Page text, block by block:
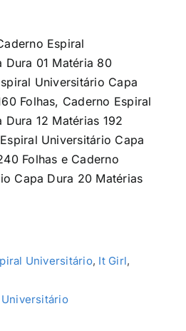
Espiral
Dura 01 Matéria 80
Universitário Capa
Folhas, Caderno Espiral
12 Matérias 192
Universitário Capa
Folhas e Caderno
Capa Dura 20 Matérias
Universitário, It Girl,